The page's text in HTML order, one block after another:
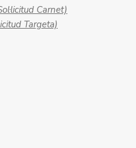
Carnet)
Targeta)